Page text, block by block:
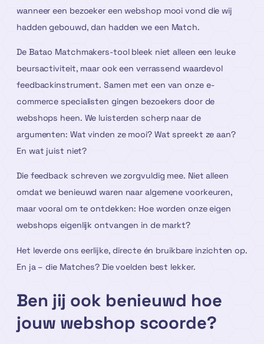
wanneer een bezoeker een webshop mooi vond die wij
hadden gebouwd, dan hadden we een Match.
De Batao Matchmakers-tool bleek niet alleen een leuke
beursactiviteit, maar ook een verrassend waardevol
feedbackinstrument. Samen met een van onze e-
commerce specialisten gingen bezoekers door de
webshops heen. We luisterden scherp naar de
argumenten: Wat vinden ze mooi? Wat spreekt ze aan?
En wat juist niet?
Die feedback schreven we zorgvuldig mee. Niet alleen
omdat we benieuwd waren naar algemene voorkeuren,
maar vooral om te ontdekken: Hoe worden onze eigen
webshops eigenlijk ontvangen in de markt?
Het leverde ons eerlijke, directe én bruikbare inzichten op.
En ja – die Matches? Die voelden best lekker.
Ben jij ook benieuwd hoe
jouw webshop scoorde?